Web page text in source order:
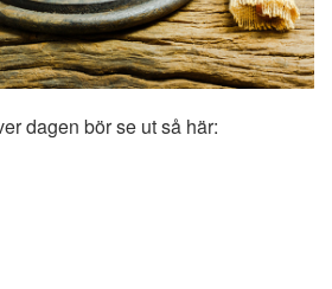
dagen bör se ut så här: